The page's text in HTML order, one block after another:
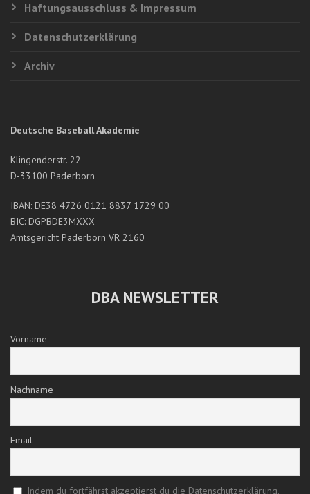
Haftungsausschluss & Impressum
Datenschutzerklärung
Archiv
Deutsche Baseball Akademie
Klingenderstr. 22
D-33100 Paderborn
IBAN: DE38 4726 0121 8837 1729 00
BIC: DGPBDE3MXXX
Amtsgericht Paderborn VR 2160
DBA NEWSLETTER
Vorname
Nachname
Email
Indem du fortfährst akzeptierst du die Datenschutzerklärung.